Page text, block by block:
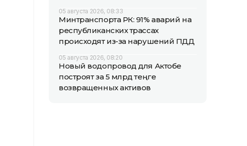
05 августа 2026, 08:33
Минтранспорта РК: 91% аварий на
республиканских трассах
происходят из-за нарушений ПДД
05 августа 2026, 08:20
Новый водопровод для Актобе
построят за 5 млрд теңге
возвращенных активов